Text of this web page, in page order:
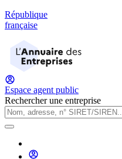
République
française
Espace agent public
Rechercher une entreprise